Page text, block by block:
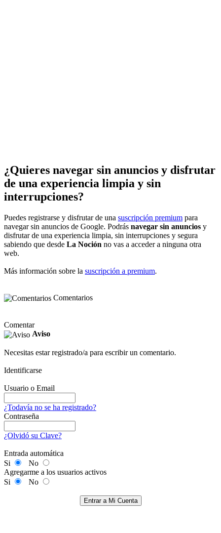
¿Quieres navegar sin anuncios y disfrutar
de una experiencia limpia y sin
interrupciones?
Puedes registrarse y disfrutar de una suscripción premium para
navegar sin anuncios de Google. Podrás navegar sin anuncios y
disfrutar de una experiencia limpia, sin interrupciones y segura
sabiendo que desde La Noción no vas a acceder a ninguna otra
web.
Más información sobre la suscripción a premium.
Comentarios
Comentar
Aviso
Necesitas estar registrado/a para escribir un comentario.
Identificarse
Usuario o Email
¿Todavía no se ha registrado?
Contraseña
¿Olvidó su Clave?
Entrada automática
Si
No
Agregarme a los usuarios activos
Si
No
Entrar a Mi Cuenta